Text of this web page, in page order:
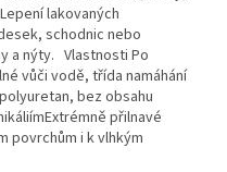
lakovaných
schodnic nebo
a nýty. Vlastnosti Po
vůči vodě, třída namáhání
bez obsahu
přilnavé
povrchům i k vlhkým